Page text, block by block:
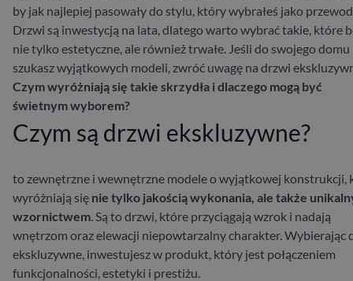
by jak najlepiej pasowały do stylu, który wybrałeś jako
Drzwi są inwestycją na lata, dlatego warto wybrać takie, które
nie tylko estetyczne, ale również trwałe. Jeśli do swojego domu
szukasz wyjątkowych modeli, zwróć uwagę na drzwi
Czym wyróżniają się takie skrzydła i dlaczego mogą być
świetnym wyborem?
Czym są drzwi ekskluzywne?
to zewnętrzne i wewnętrzne modele o wyjątkowej konstrukcji,
wyróżniają się nie tylko jakością wykonania, ale także
wzornictwem. Są to drzwi, które przyciągają wzrok i nadają
wnętrzom oraz elewacji niepowtarzalny charakter. Wybierając
ekskluzywne, inwestujesz w produkt, który jest połączeniem
funkcjonalności, estetyki i prestiżu.